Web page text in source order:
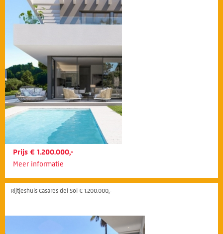
Prijs € 1.200.000,-
Meer informatie
Rijtjeshuis Casares del Sol € 1.200.000,-